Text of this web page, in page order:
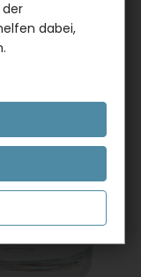
der
dabei,